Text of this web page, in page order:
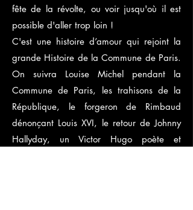
fête de la révolte, ou voir jusqu'où il est
possible d'aller trop loin !
C'est une histoire d’amour qui rejoint la
grande Histoire de la Commune de Paris.
On suivra Louise Michel pendant la
Commune de Paris, les trahisons de la
République, le forgeron de Rimbaud
dénonçant Louis XVI, le retour de Johnny
Hallyday‪, un Victor Hugo poète et